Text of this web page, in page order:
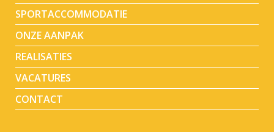
SPORTACCOMMODATIE
ONZE AANPAK
REALISATIES
VACATURES
CONTACT